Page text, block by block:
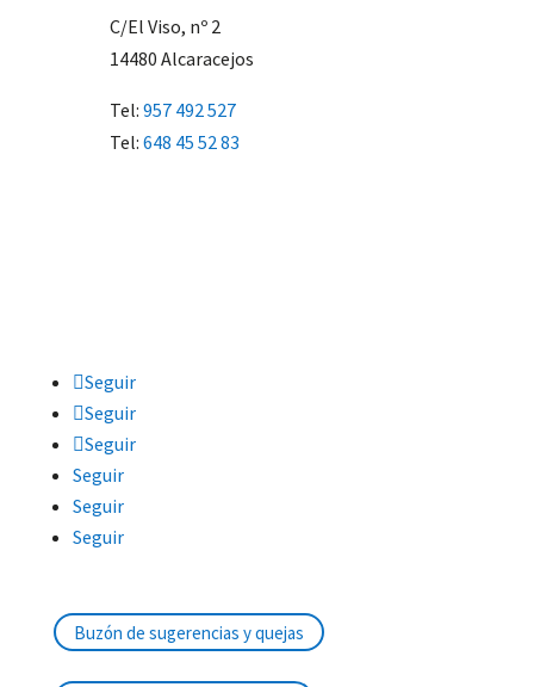
C/El Viso, nº 2
14480 Alcaracejos
Tel: 957 492 527
Tel: 648 45 52 83
Seguir
Seguir
Seguir
Seguir
Seguir
Seguir
Buzón de sugerencias y quejas